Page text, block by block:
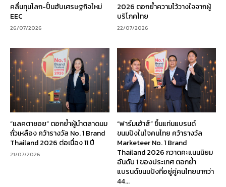
คลื่นทุนโลก-ปั้นฮับเศรษฐกิจใหม่
EEC
26/07/2026
2026 ตอกย้ำความไว้วางใจจากผู้
บริโภคไทย
22/07/2026
“แลคตาซอย” ตอกย้ำผู้นำตลาดนม
ถั่วเหลือง คว้ารางวัล No. 1 Brand
Thailand 2026 ต่อเนื่อง 11 ปี
21/07/2026
“ฟาร์มเฮ้าส์” ขึ้นแท่นแบรนด์
ขนมปังในใจคนไทย คว้ารางวัล
Marketeer No. 1 Brand
Thailand 2026 กวาดคะแนนนิยม
อันดับ 1 ของประเทศ ตอกย้ำ
แบรนด์ขนมปังที่อยู่คู่คนไทยมากว่า
44...